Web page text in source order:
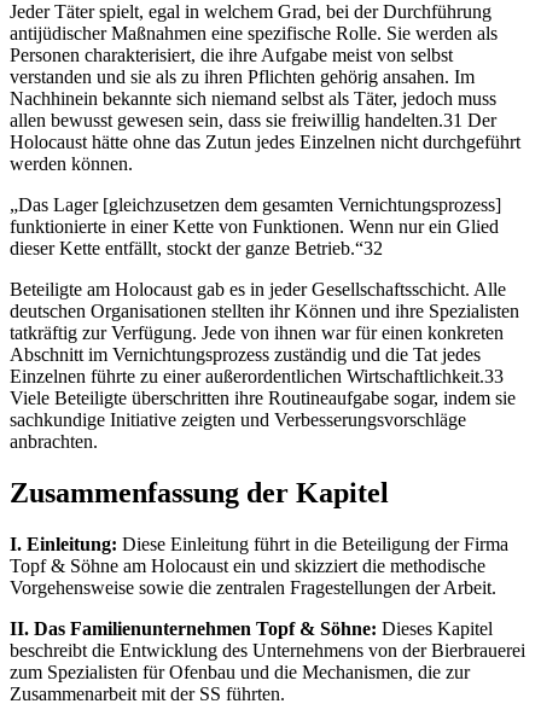
Jeder Täter spielt, egal in welchem Grad, bei der Durchführung
antijüdischer Maßnahmen eine spezifische Rolle. Sie werden als
Personen charakterisiert, die ihre Aufgabe meist von selbst
verstanden und sie als zu ihren Pflichten gehörig ansahen. Im
Nachhinein bekannte sich niemand selbst als Täter, jedoch muss
allen bewusst gewesen sein, dass sie freiwillig handelten.31 Der
Holocaust hätte ohne das Zutun jedes Einzelnen nicht durchgeführt
werden können.
„Das Lager [gleichzusetzen dem gesamten Vernichtungsprozess]
funktionierte in einer Kette von Funktionen. Wenn nur ein Glied
dieser Kette entfällt, stockt der ganze Betrieb.“32
Beteiligte am Holocaust gab es in jeder Gesellschaftsschicht. Alle
deutschen Organisationen stellten ihr Können und ihre Spezialisten
tatkräftig zur Verfügung. Jede von ihnen war für einen konkreten
Abschnitt im Vernichtungsprozess zuständig und die Tat jedes
Einzelnen führte zu einer außerordentlichen Wirtschaftlichkeit.33
Viele Beteiligte überschritten ihre Routineaufgabe sogar, indem sie
sachkundige Initiative zeigten und Verbesserungsvorschläge
anbrachten.
Zusammenfassung der Kapitel
I. Einleitung: Diese Einleitung führt in die Beteiligung der Firma
Topf & Söhne am Holocaust ein und skizziert die methodische
Vorgehensweise sowie die zentralen Fragestellungen der Arbeit.
II. Das Familienunternehmen Topf & Söhne: Dieses Kapitel
beschreibt die Entwicklung des Unternehmens von der Bierbrauerei
zum Spezialisten für Ofenbau und die Mechanismen, die zur
Zusammenarbeit mit der SS führten.